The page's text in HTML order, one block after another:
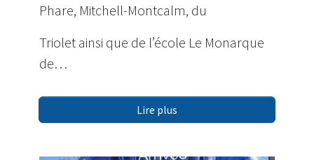
Phare, Mitchell-Montcalm, du
Triolet ainsi que de l’école Le Monarque
de…
Lire plus